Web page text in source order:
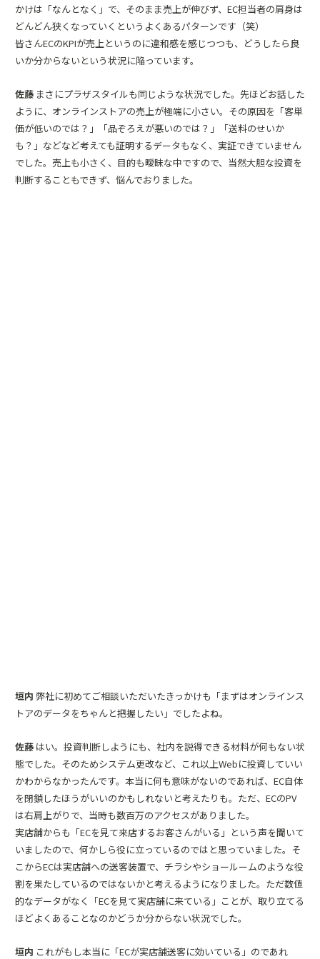
かけは「なんとなく」で、そのまま売上が伸びず、EC担当者の肩身は
どんどん狭くなっていくというよくあるパターンです（笑）
皆さんECのKPIが売上というのに違和感を感じつつも、どうしたら良
いか分からないという状況に陥っています。
佐藤 まさにプラザスタイルも同じような状況でした。先ほどお話した
ように、オンラインストアの売上が極端に小さい。その原因を「客単
価が低いのでは？」「品ぞろえが悪いのでは？」「送料のせいか
も？」などなど考えても証明するデータもなく、実証できていません
でした。売上も小さく、目的も曖昧な中ですので、当然大胆な投資を
判断することもできず、悩んでおりました。
垣内 弊社に初めてご相談いただいたきっかけも「まずはオンラインス
トアのデータをちゃんと把握したい」でしたよね。
佐藤 はい。投資判断しようにも、社内を説得できる材料が何もない状
態でした。そのためシステム更改など、これ以上Webに投資していい
かわからなかったんです。本当に何も意味がないのであれば、EC自体
を閉鎖したほうがいいのかもしれないと考えたりも。ただ、ECのPV
は右肩上がりで、当時も数百万のアクセスがありました。
実店舗からも「ECを見て来店するお客さんがいる」という声を聞いて
いましたので、何かしら役に立っているのではと思っていました。そ
こからECは実店舗への送客装置で、チラシやショールームのような役
割を果たしているのではないかと考えるようになりました。ただ数値
的なデータがなく「ECを見て実店舗に来ている」ことが、取り立てる
ほどよくあることなのかどうか分からない状況でした。
垣内 これがもし本当に「ECが実店舗送客に効いている」のであれ